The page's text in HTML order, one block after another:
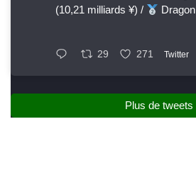
(10,21 milliards ¥) /
Dragon
29 271 Twitter
Plus de tweets